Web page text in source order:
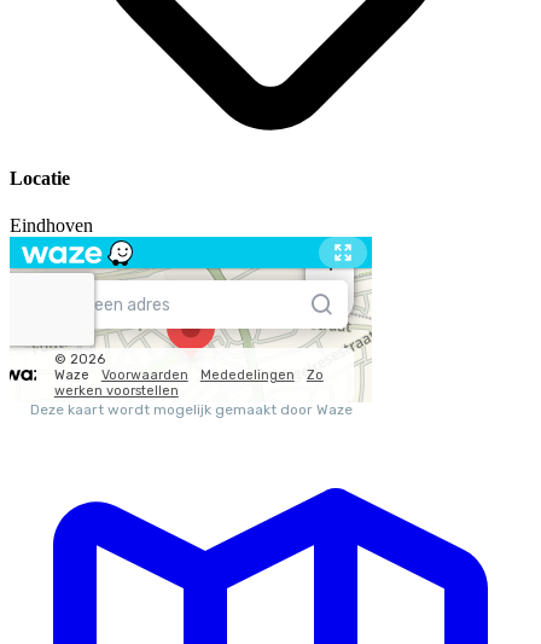
Locatie
Eindhoven